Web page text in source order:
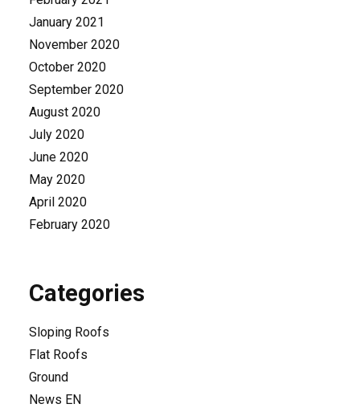
January 2021
November 2020
October 2020
September 2020
August 2020
July 2020
June 2020
May 2020
April 2020
February 2020
Categories
Sloping Roofs
Flat Roofs
Ground
News EN